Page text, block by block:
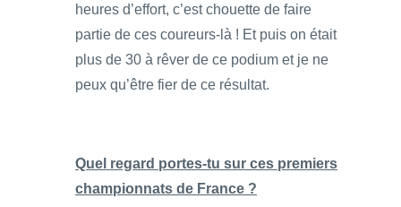
heures d’effort, c’est chouette de faire
partie de ces coureurs-là ! Et puis on était
plus de 30 à rêver de ce podium et je ne
peux qu’être fier de ce résultat.
Quel regard portes-tu sur ces premiers
championnats de France ?